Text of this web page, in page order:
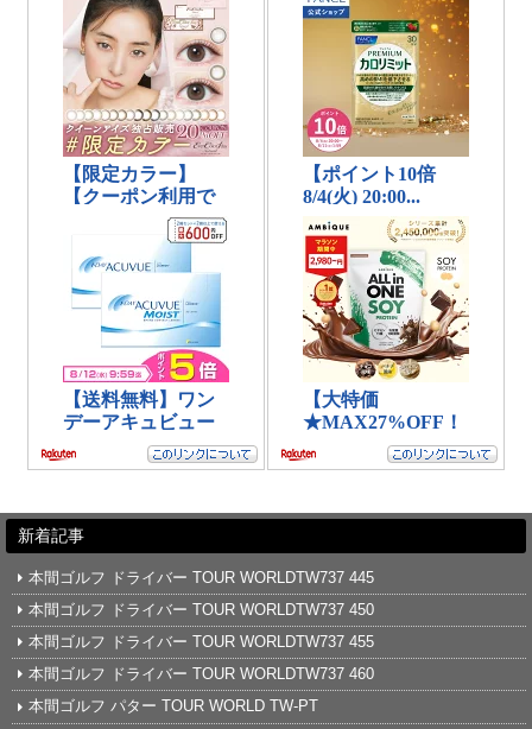
新着記事
本間ゴルフ ドライバー TOUR WORLDTW737 445
本間ゴルフ ドライバー TOUR WORLDTW737 450
本間ゴルフ ドライバー TOUR WORLDTW737 455
本間ゴルフ ドライバー TOUR WORLDTW737 460
本間ゴルフ パター TOUR WORLD TW-PT